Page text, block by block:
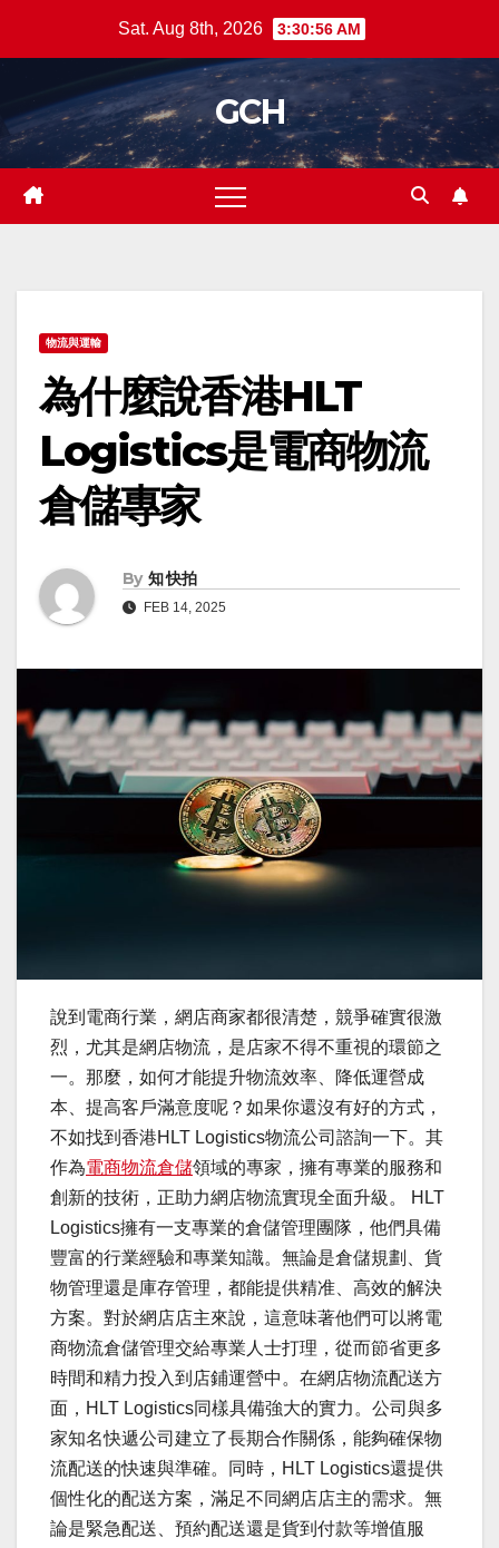
Sat. Aug 8th, 2026 3:30:56 AM
GCH
物流與運輸
為什麼說香港HLT
Logistics是電商物流
倉儲專家
By 知 快拍
FEB 14, 2025
說到電商行業，網店商家都很清楚，競爭確實很激
烈，尤其是網店物流，是店家不得不重視的環節之
一。那麼，如何才能提升物流效率、降低運營成
本、提高客戶滿意度呢？如果你還沒有好的方式，
不如找到香港HLT Logistics物流公司諮詢一下。其
作為電商物流倉儲領域的專家，擁有專業的服務和
創新的技術，正助力網店物流實現全面升級。 HLT
Logistics擁有一支專業的倉儲管理團隊，他們具備
豐富的行業經驗和專業知識。無論是倉儲規劃、貨
物管理還是庫存管理，都能提供精准、高效的解決
方案。對於網店店主來說，這意味著他們可以將電
商物流倉儲管理交給專業人士打理，從而節省更多
時間和精力投入到店鋪運營中。在網店物流配送方
面，HLT Logistics同樣具備強大的實力。公司與多
家知名快遞公司建立了長期合作關係，能夠確保物
流配送的快速與準確。同時，HLT Logistics還提供
個性化的配送方案，滿足不同網店店主的需求。無
論是緊急配送、預約配送還是貨到付款等增值服